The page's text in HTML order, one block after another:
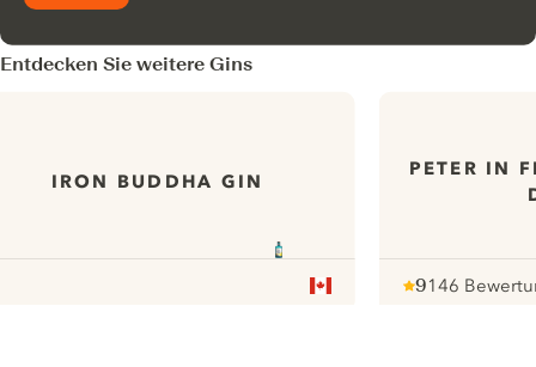
Entdecken Sie weitere Gins
IRON BUDDHA GIN
PETER IN
9146